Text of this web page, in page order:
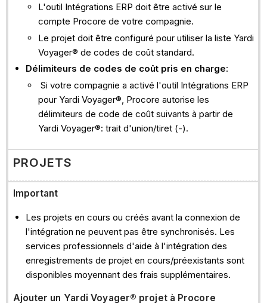
L'outil Intégrations ERP doit être activé sur le
compte Procore de votre compagnie.
Le projet doit être configuré pour utiliser la liste Yardi
Voyager® de codes de coût standard.
Délimiteurs de codes de coût pris en charge:
Si votre compagnie a activé l'outil Intégrations ERP
pour Yardi Voyager®, Procore autorise les
délimiteurs de code de coût suivants à partir de
Yardi Voyager®: trait d'union/tiret (-).
PROJETS
Important
Les projets en cours ou créés avant la connexion de
l'intégration ne peuvent pas être synchronisés. Les
services professionnels d'aide à l'intégration des
enregistrements de projet en cours/préexistants sont
disponibles moyennant des frais supplémentaires.
Ajouter un Yardi Voyager® projet à Procore